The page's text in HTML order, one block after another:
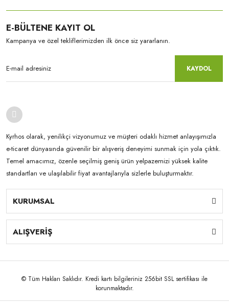
E-BÜLTENE KAYIT OL
Kampanya ve özel tekliflerimizden ilk önce siz yararlanın.
KAYDOL
Kyrhos olarak, yenilikçi vizyonumuz ve müşteri odaklı hizmet anlayışımızla
e-ticaret dünyasında güvenilir bir alışveriş deneyimi sunmak için yola çıktık.
Temel amacımız, özenle seçilmiş geniş ürün yelpazemizi yüksek kalite
standartları ve ulaşılabilir fiyat avantajlarıyla sizlerle buluşturmaktır.
KURUMSAL
ALIŞVERİŞ
© Tüm Hakları Saklıdır. Kredi kartı bilgileriniz 256bit SSL sertifikası ile
korunmaktadır.